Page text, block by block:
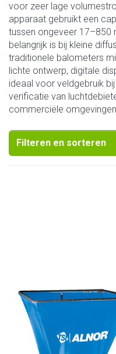
voor zeer lage
apparaat gebruikt een
tussen ongeveer 17–850
belangrijk is bij kleine
traditionele balometers
lichte ontwerp, digitale
ideaal voor veldgebruik
verificatie van
commerciële
Filteren en sorteren
TSI
6200D